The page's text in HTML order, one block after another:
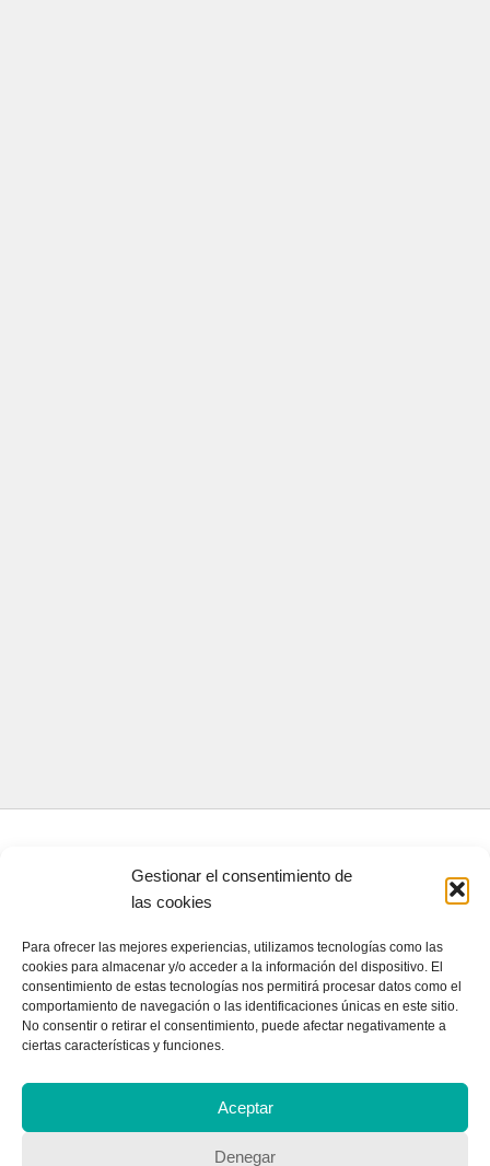
Gestionar el consentimiento de
las cookies
Para ofrecer las mejores experiencias, utilizamos tecnologías como las
cookies para almacenar y/o acceder a la información del dispositivo. El
consentimiento de estas tecnologías nos permitirá procesar datos como el
comportamiento de navegación o las identificaciones únicas en este sitio.
No consentir o retirar el consentimiento, puede afectar negativamente a
ciertas características y funciones.
Aceptar
Denegar
QUIENES SOMOS
Quienes somos